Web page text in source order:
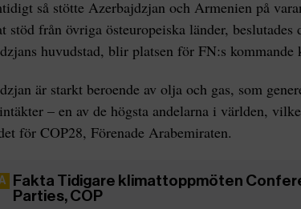
så stötte Azerbajdzjan och Armenien på
stöd från övriga östeuropeiska länder, beslutades
huvudstad, blir platsen för FN:s kommande
är starkt beroende av olja och gas, som
– en av de högsta andelarna i världen,
för COP28, Förenade Arabemiraten.
Fakta Tidigare klimattoppmöten
Parties, COP